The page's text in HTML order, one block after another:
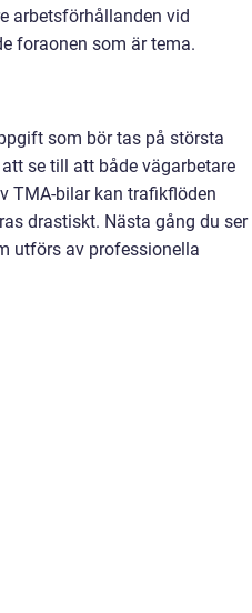
arbetsförhållanden vid
foraonen som är tema.
som bör tas på största
se till att både vägarbetare
TMA-bilar kan trafikflöden
drastiskt. Nästa gång du ser
utförs av professionella